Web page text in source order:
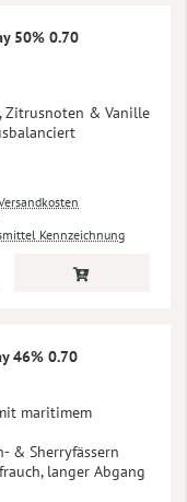
50% 0.70
Zitrusnoten & Vanille
Kennzeichnung
46% 0.70
maritimem
& Sherryfässern
langer Abgang